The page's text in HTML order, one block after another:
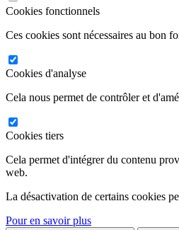
Cookies fonctionnels
Ces cookies sont nécessaires au bon
Cookies d'analyse
Cela nous permet de contrôler et
Cookies tiers
Cela permet d'intégrer du contenu
web.
La désactivation de certains cookies
Pour en savoir plus